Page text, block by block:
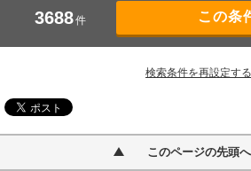
3688件
検索条件を再設定する
このページの先頭へ